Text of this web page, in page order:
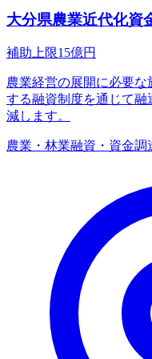
大分県農業近代化資
補助上限15億円
農業経営の展開に必要
する融資制度を通じて
減します。
農業・林業融資・資金調